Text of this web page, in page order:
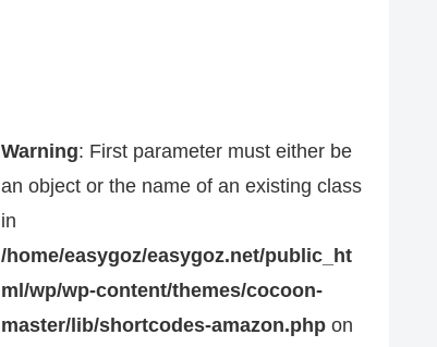
Warning: First parameter must either be
an object or the name of an existing class
in
/home/easygoz/easygoz.net/public_ht
ml/wp/wp-content/themes/cocoon-
master/lib/shortcodes-amazon.php on